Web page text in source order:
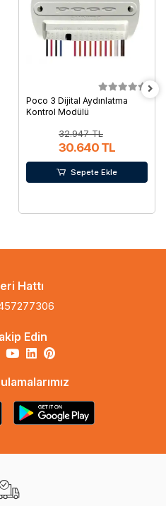
Poco 3 Dijital Aydınlatma
Kontrol Modülü
32.947 TL
30.640 TL
Sepete Ekle
Hattı
Edin